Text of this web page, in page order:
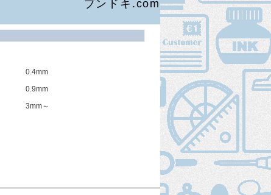
ブンドキ.com
0.4mm
0.9mm
3mm～